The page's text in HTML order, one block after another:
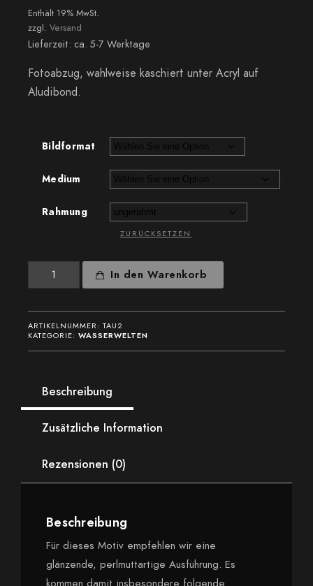
Enthält 19% MwSt.
zzgl. Versand
Lieferzeit: ca. 5-7 Werktage
Fotoabzug, wahlweise kaschiert unter Acryl auf
Aludibond.
Bildformat
Medium
Rahmung
ZURÜCKSETZEN
In den Warenkorb
ARTIKELNUMMER: TAU2
KATEGORIE: WASSERWELTEN
Beschreibung
Zusätzliche Information
Rezensionen (0)
Beschreibung
Für dieses Motiv empfehlen wir eine
glänzende, perlmuttartige Ausführung. Es
kommen damit insbesondere folgende